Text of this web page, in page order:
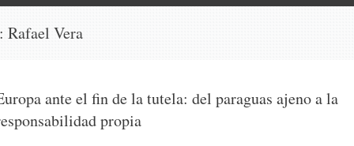
Rafael Vera
ante el fin de la tutela: del paraguas ajeno a la
propia